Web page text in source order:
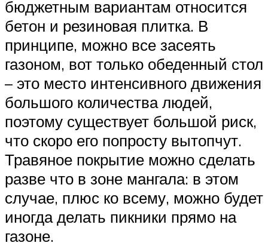
бюджетным вариантам относится
бетон и резиновая плитка. В
принципе, можно все засеять
газоном, вот только обеденный стол
– это место интенсивного движения
большого количества людей,
поэтому существует большой риск,
что скоро его попросту вытопчут.
Травяное покрытие можно сделать
разве что в зоне мангала: в этом
случае, плюс ко всему, можно будет
иногда делать пикники прямо на
газоне.